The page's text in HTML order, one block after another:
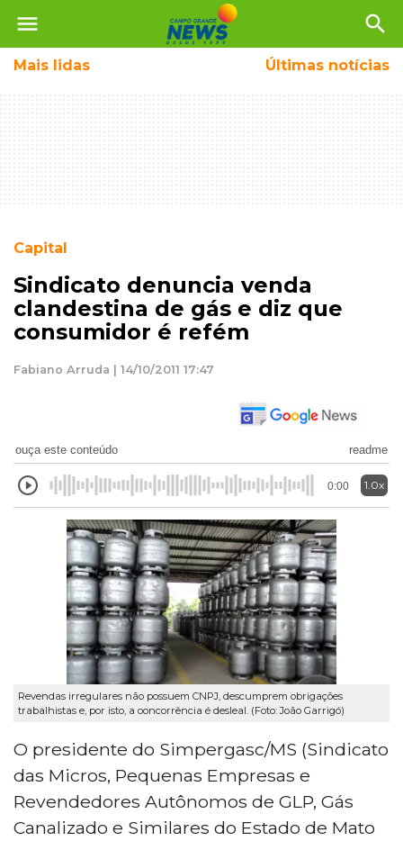
menu search
Mais lidas Últimas notícias
Capital
Sindicato denuncia venda
clandestina de gás e diz que
consumidor é refém
Fabiano Arruda | 14/10/2011 17:47
ouça este conteúdo readme
0:00 1.0x
Revendas irregulares não possuem CNPJ, descumprem obrigações
trabalhistas e, por isto, a ooncorrência é desleal. (Foto: João Garrigó)
O presidente do Simpergasc/MS (Sindicato
das Micros, Pequenas Empresas e
Revendedores Autônomos de GLP, Gás
Canalizado e Similares do Estado de Mato